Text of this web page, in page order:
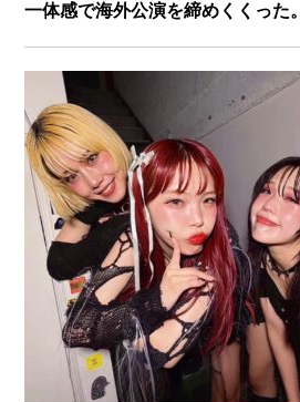
一体感で海外公演を締めくくった。